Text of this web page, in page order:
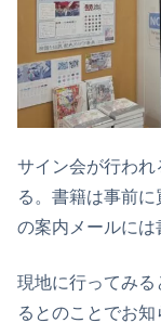
サイン会が行わ
る。書籍は事前
の案内メールには
現地に行ってみる
るとのことでお